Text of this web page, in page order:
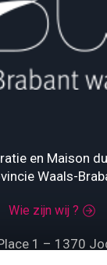
en Maison
Waals-
Wie zijn wij ?
1 – 1370